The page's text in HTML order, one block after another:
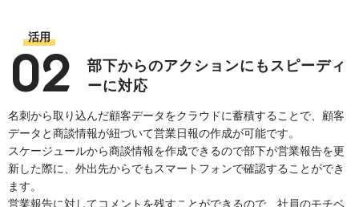
活用
02 部下からのアクションにもスピーディ
ーに対応
名刺から取り込んだ顧客データをクラウドに蓄積することで、顧客
データと商談情報が紐づいて営業日報の作成が可能です。
スケージュールから商談情報を作成できるので部下が営業報告を更
新した際に、外出先からでもスマートフォンで確認することができ
ます。
営業報告に対してコメントを残すことができるので、社員のモチベ